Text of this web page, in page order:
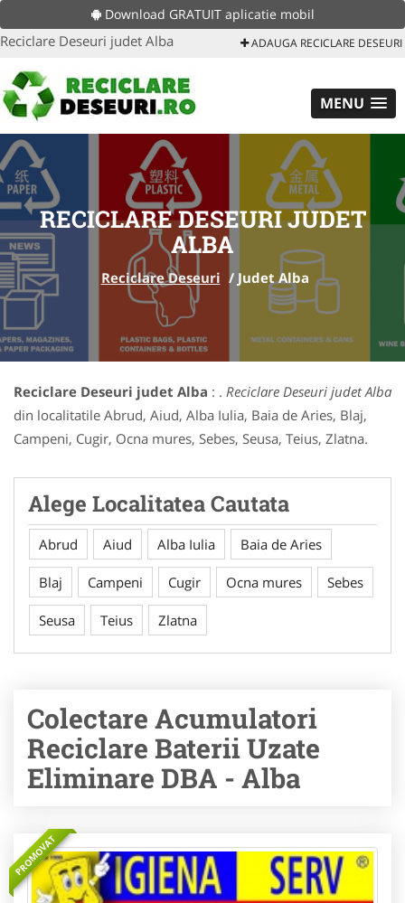
Download GRATUIT aplicatie mobil
Reciclare Deseuri judet Alba ADAUGA RECICLARE DESEURI
MENU
RECICLARE DESEURI JUDET
ALBA
Reciclare Deseuri / Judet Alba
Reciclare Deseuri judet Alba : . Reciclare Deseuri judet Alba
din localitatile Abrud, Aiud, Alba Iulia, Baia de Aries, Blaj,
Campeni, Cugir, Ocna mures, Sebes, Seusa, Teius, Zlatna.
Alege Localitatea Cautata
Abrud Aiud Alba Iulia Baia de Aries
Blaj Campeni Cugir Ocna mures Sebes
Seusa Teius Zlatna
Colectare Acumulatori
Reciclare Baterii Uzate
Eliminare DBA - Alba
PROMOVAT